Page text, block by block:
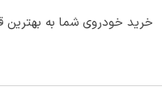
خرید خودروی شما به بهترین